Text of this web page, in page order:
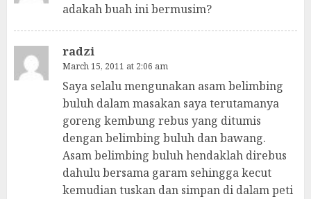
adakah buah ini bermusim?
radzi
March 15, 2011 at 2:06 am
Saya selalu mengunakan asam belimbing
buluh dalam masakan saya terutamanya
goreng kembung rebus yang ditumis
dengan belimbing buluh dan bawang.
Asam belimbing buluh hendaklah direbus
dahulu bersama garam sehingga kecut
kemudian tuskan dan simpan di dalam peti